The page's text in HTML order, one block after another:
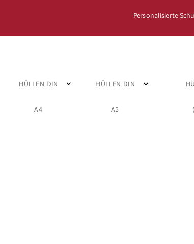
Personalisierte
HÜLLEN DIN
A4
HÜLLEN DIN
A5